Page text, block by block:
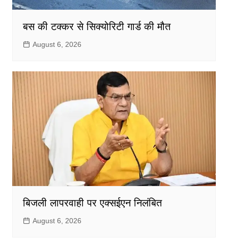
बस की टक्कर से सिक्योरिटी गार्ड की मौत
August 6, 2026
बिजली लापरवाही पर एक्सईएन निलंबित
August 6, 2026